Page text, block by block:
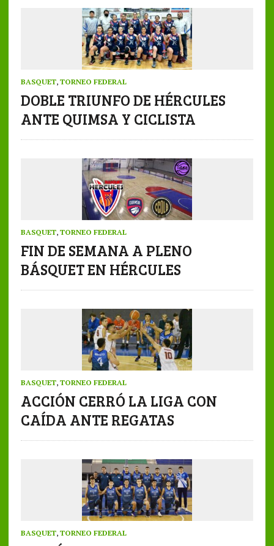
BASQUET, TORNEO FEDERAL
DOBLE TRIUNFO DE HÉRCULES
ANTE QUIMSA Y CICLISTA
BASQUET, TORNEO FEDERAL
FIN DE SEMANA A PLENO
BÁSQUET EN HÉRCULES
BASQUET, TORNEO FEDERAL
ACCIÓN CERRÓ LA LIGA CON
CAÍDA ANTE REGATAS
BASQUET, TORNEO FEDERAL